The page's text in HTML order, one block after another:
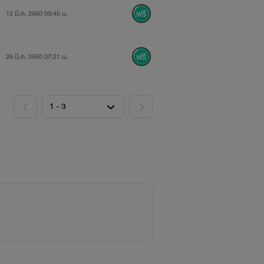
12 มี.ค. 2560 09:45 น.
26 มี.ค. 2560 07:21 น.